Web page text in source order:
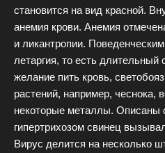
становится на вид красной.
анемия крови. Анемия
и ликантропии.
летаргия, то есть длительный
желание пить кровь,
растений, например, чеснока,
некоторые металлы. Описаны
гипертрихозом свинец
Вирус делится на несколько